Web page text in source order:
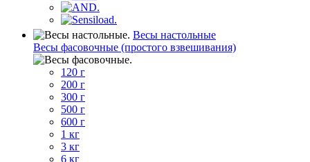
Весы настольные
Весы фасовочные (простого взвешивания)
120 г
200 г
300 г
500 г
600 г
1 кг
3 кг
6 кг